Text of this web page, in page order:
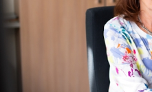
Sozialdienste & Zuweisende
Leichte Sprache